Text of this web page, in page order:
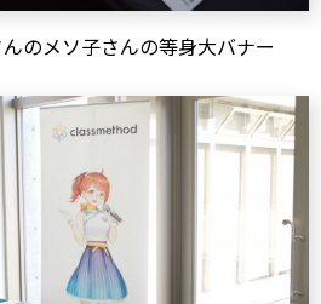
のメソ子さんの等身大バナー